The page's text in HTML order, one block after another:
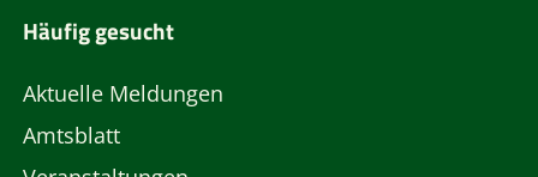
Häufig gesucht
Aktuelle Meldungen
Amtsblatt